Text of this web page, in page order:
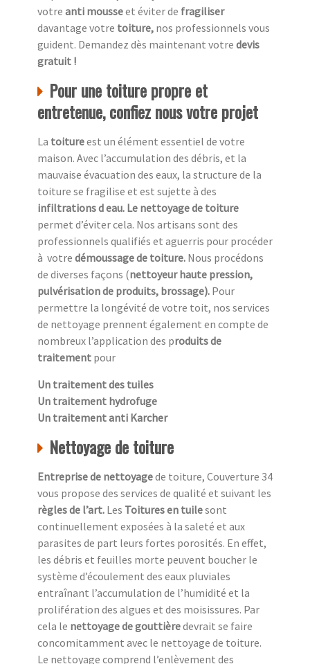
votre anti mousseet éviter de fragiliser
davantage votre toiture, nos professionnels vous
guident. Demandez dès maintenant votre devis
gratuit !
Pour une toiture propre et
entretenue, confiez nous votre projet
La toitureest un élément essentiel de votre
maison. Avec l’accumulation des débris, et la
mauvaise évacuation des eaux, la structure de la
toiture se fragilise et est sujette à des
infiltrations d eau. Le nettoyage de toiture
permet d’éviter cela. Nos artisans sont des
professionnels qualifiés et aguerris pour procéder
à votre démoussage de toiture. Nous procédons
de diverses façons (nettoyeur haute pression,
pulvérisation de produits, brossage). Pour
permettre la longévité de votre toit, nos services
de nettoyage prennent également en compte de
nombreux l’application des produits de
traitement pour
Un traitement des tuiles
Un traitement hydrofuge
Un traitement anti Karcher
Nettoyage de toiture
Entreprise de nettoyagede toiture, Couverture 34
vous propose des services de qualité et suivant les
règles de l’art. Les Toitures en tuilesont
continuellement exposées à la saleté et aux
parasites de part leurs fortes porosités. En effet,
les débris et feuilles morte peuvent boucher le
système d’écoulement des eaux pluviales
entraînant l’accumulation de l’humidité et la
prolifération des algues et des moisissures. Par
cela le nettoyage de gouttièredevrait se faire
concomitamment avec le nettoyage de toiture.
Le nettoyage comprend l’enlèvement des